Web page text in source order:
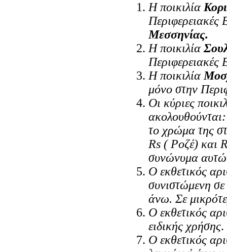
Η ποικιλία
Περιφερειακές
Μεσσηνίας.
Η ποικιλία
Περιφερειακές
Η ποικιλία
μόνο στην
Οι κύριες
το χρώμα της
Rs ( Ροζέ) και
συνώνυμα
Ο εκθετικός
συνιστώμενη
άνω. Σε
Ο εκθετικός
ειδικής χρήσης.
Ο εκθετικός